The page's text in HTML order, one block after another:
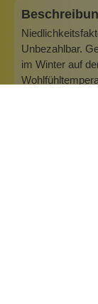
Unbezahlbar.
im Winter auf